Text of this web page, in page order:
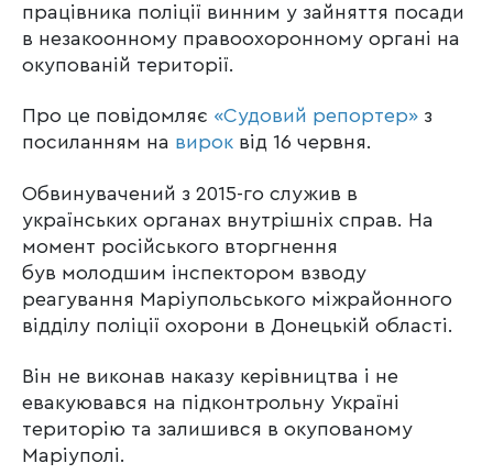
працівника поліції винним у зайняття посади
в незакоонному правоохоронному органі на
окупованій території.
Про це повідомляє «Судовий репортер» з
посиланням на вирок від 16 червня.
Обвинувачений з 2015-го служив в
українських органах внутрішніх справ. На
момент російського вторгнення
був молодшим інспектором взводу
реагування Маріупольського міжрайонного
відділу поліції охорони в Донецькій області.
Він не виконав наказу керівництва і не
евакуювався на підконтрольну Україні
територію та залишився в окупованому
Маріуполі.